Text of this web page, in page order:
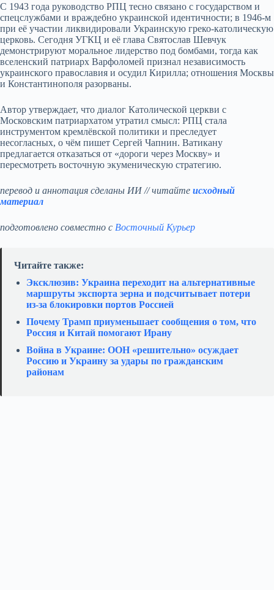
С 1943 года руководство РПЦ тесно связано с государством и
спецслужбами и враждебно украинской идентичности; в 1946‑м
при её участии ликвидировали Украинскую греко‑католическую
церковь. Сегодня УГКЦ и её глава Святослав Шевчук
демонстрируют моральное лидерство под бомбами, тогда как
вселенский патриарх Варфоломей признал независимость
украинского православия и осудил Кирилла; отношения Москвы
и Константинополя разорваны.
Автор утверждает, что диалог Католической церкви с
Московским патриархатом утратил смысл: РПЦ стала
инструментом кремлёвской политики и преследует
несогласных, о чём пишет Сергей Чапнин. Ватикану
предлагается отказаться от «дороги через Москву» и
пересмотреть восточную экуменическую стратегию.
перевод и аннотация сделаны ИИ // читайте исходный
материал
подготовлено совместно с Восточный Курьер
Читайте также:
Эксклюзив: Украина переходит на альтернативные
маршруты экспорта зерна и подсчитывает потери
из‑за блокировки портов Россией
Почему Трамп приуменьшает сообщения о том, что
Россия и Китай помогают Ирану
Война в Украине: ООН «решительно» осуждает
Россию и Украину за удары по гражданским
районам